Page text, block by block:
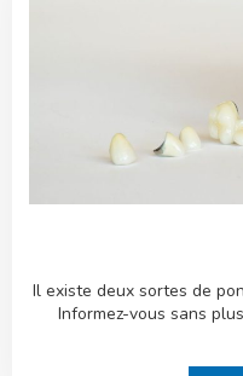
Il existe deux sortes de
Informez-vous sans